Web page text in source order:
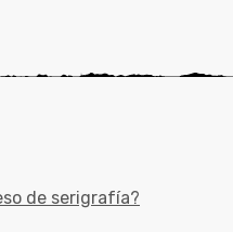
de serigrafía?